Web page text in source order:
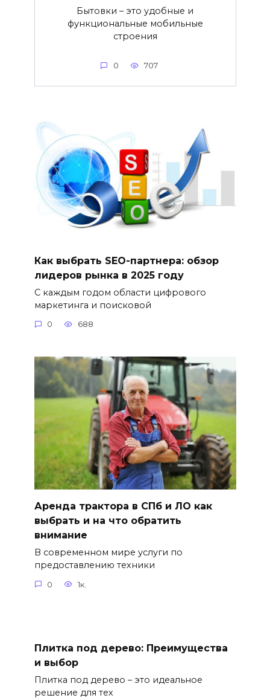
Бытовки – это удобные и
функциональные мобильные
строения
0 707
Как выбрать SEO-партнера: обзор
лидеров рынка в 2025 году
С каждым годом области цифрового
маркетинга и поисковой
0 688
Аренда трактора в СПб и ЛО как
выбрать и на что обратить
внимание
В современном мире услуги по
предоставлению техники
0 1к.
Плитка под дерево: Преимущества
и выбор
Плитка под дерево – это идеальное
решение для тех